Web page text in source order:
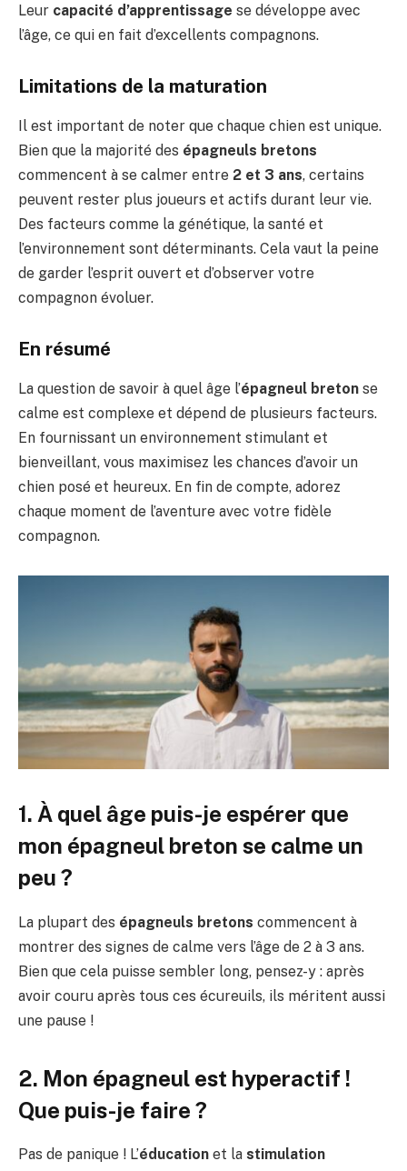
Leur capacité d’apprentissage se développe avec
l’âge, ce qui en fait d’excellents compagnons.
Limitations de la maturation
Il est important de noter que chaque chien est unique.
Bien que la majorité des épagneuls bretons
commencent à se calmer entre 2 et 3 ans, certains
peuvent rester plus joueurs et actifs durant leur vie.
Des facteurs comme la génétique, la santé et
l’environnement sont déterminants. Cela vaut la peine
de garder l’esprit ouvert et d’observer votre
compagnon évoluer.
En résumé
La question de savoir à quel âge l’épagneul breton se
calme est complexe et dépend de plusieurs facteurs.
En fournissant un environnement stimulant et
bienveillant, vous maximisez les chances d’avoir un
chien posé et heureux. En fin de compte, adorez
chaque moment de l’aventure avec votre fidèle
compagnon.
1. À quel âge puis-je espérer que
mon épagneul breton se calme un
peu ?
La plupart des épagneuls bretons commencent à
montrer des signes de calme vers l’âge de 2 à 3 ans.
Bien que cela puisse sembler long, pensez-y : après
avoir couru après tous ces écureuils, ils méritent aussi
une pause !
2. Mon épagneul est hyperactif !
Que puis-je faire ?
Pas de panique ! L’éducation et la stimulation